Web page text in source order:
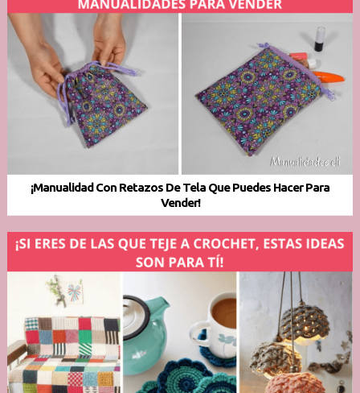
¡Manualidad Con Retazos De Tela Que Puedes Hacer Para
Vender!